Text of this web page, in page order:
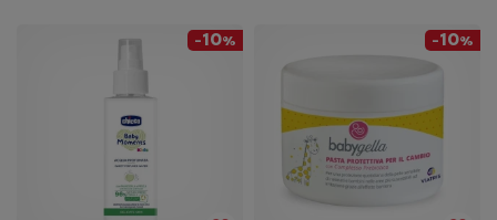
-10% -10%